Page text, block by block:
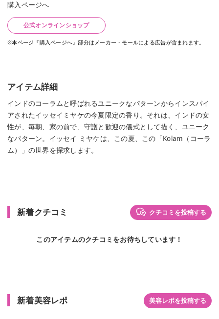
購入ページへ
公式オンラインショップ
※本ページ『購入ページへ』部分はメーカー・モールによる広告が含まれます。
アイテム詳細
インドのコーラムと呼ばれるユニークなパターンからインスパイ
アされたイッセイミヤケの今夏限定の香り。それは、インドの女
性が、毎朝、家の前で、守護と歓迎の儀式として描く、ユニーク
なパターン。イッセイ ミヤケは、この夏、この「Kolam（コーラ
ム）」の世界を探求します。
新着クチコミ クチコミを投稿する
このアイテムのクチコミをお待ちしています！
新着美容レポ 美容レポを投稿する